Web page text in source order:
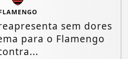
sem dores
para o Flamengo